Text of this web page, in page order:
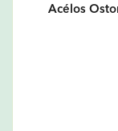
Acélos